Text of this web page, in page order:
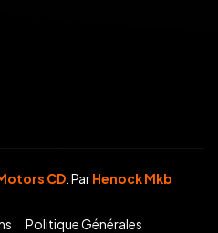
CD. ParHenock Mkb
Politique Générales